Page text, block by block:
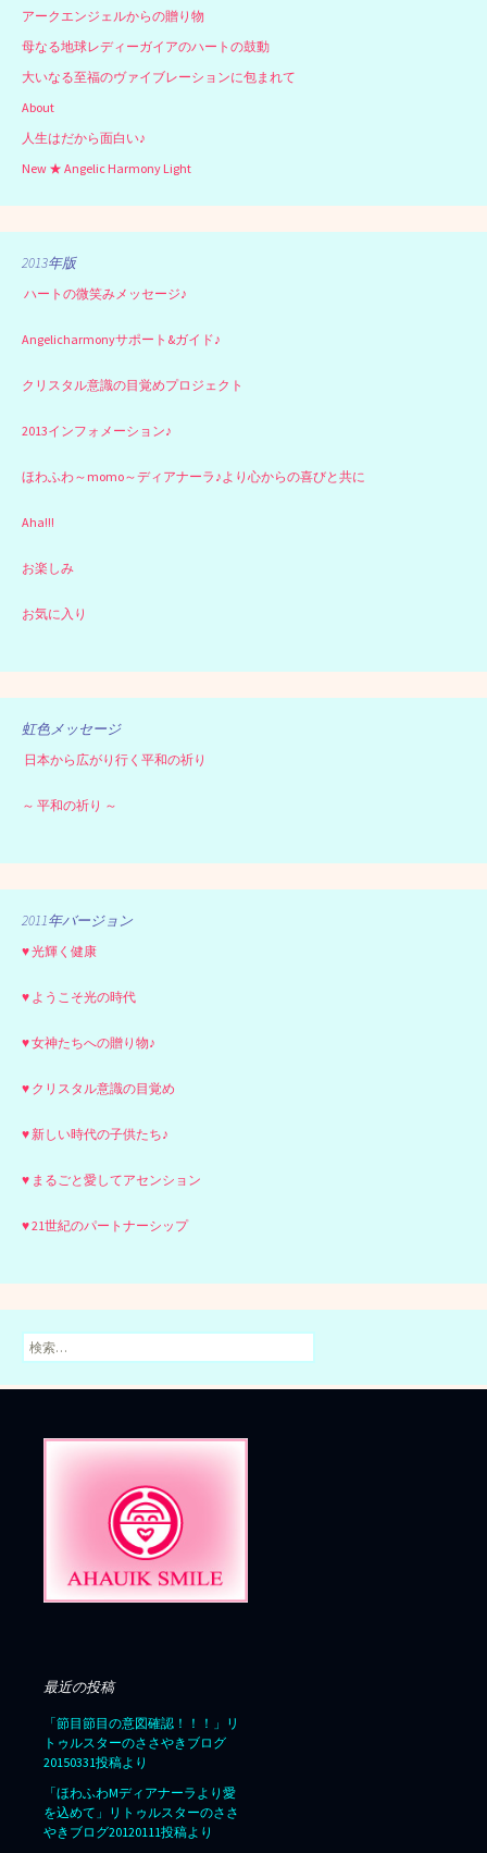
アークエンジェルからの贈り物
母なる地球レディーガイアのハートの鼓動
大いなる至福のヴァイブレーションに包まれて
About
人生はだから面白い♪
New ★ Angelic Harmony Light
2013年版
ハートの微笑みメッセージ♪
Angelicharmonyサポート&ガイド♪
クリスタル意識の目覚めプロジェクト
2013インフォメーション♪
ほわふわ～momo～ディアナーラ♪より心からの喜びと共に
Aha!!!
お楽しみ
お気に入り
虹色メッセージ
日本から広がり行く平和の祈り
～ 平和の祈り ～
2011年バージョン
♥ 光輝く健康
♥ ようこそ光の時代
♥ 女神たちへの贈り物♪
♥ クリスタル意識の目覚め
♥ 新しい時代の子供たち♪
♥ まるごと愛してアセンション
♥ 21世紀のパートナーシップ
検
索:
最近の投稿
「節目節目の意図確認！！！」リ
トゥルスターのささやきブログ
20150331投稿より
「ほわふわMディアナーラより愛
を込めて」リトゥルスターのささ
やきブログ20120111投稿より